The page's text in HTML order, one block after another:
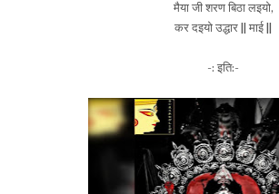
मैया जी शरण बिठा लइयो,
कर दइयो उद्धार || माई ||
-: इति:-